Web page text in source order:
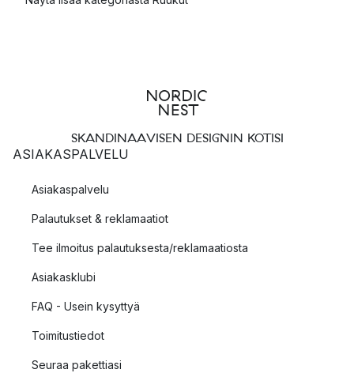
SKANDINAAVISEN DESIGNIN KOTISI
ASIAKASPALVELU
Asiakaspalvelu
Palautukset & reklamaatiot
Tee ilmoitus palautuksesta/reklamaatiosta
Asiakasklubi
FAQ - Usein kysyttyä
Toimitustiedot
Seuraa pakettiasi